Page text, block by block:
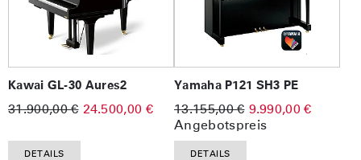
Kawai GL-30 Aures2
31.900,00 € 24.500,00 €
DETAILS
Yamaha P121 SH3 PE
13.155,00 € 9.990,00 €
Angebotspreis
DETAILS